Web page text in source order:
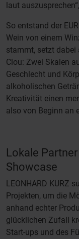
laut
So entstand der
Wein von einem
stammt, setzt
Clou: Zwei Skalen
Geschlecht und
alkoholischen
Kreativität einen
also von Beginn an
Lokale
Showcase
LEONHARD KURZ
Projekten, um die
anhand echter
glücklichen Zufall
Start-ups und des